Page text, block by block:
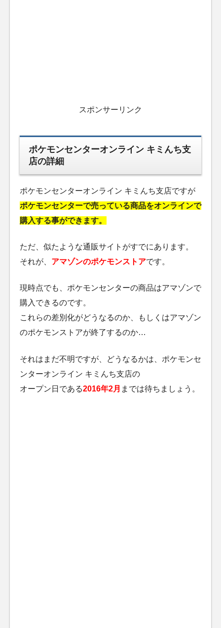
スポンサーリンク
ポケモンセンターオンライン キミんち支
店の詳細
ポケモンセンターオンライン キミんち支店ですが
ポケモンセンターで売っている商品をオンラインで
購入する事ができます。
ただ、似たような通販サイトがすでにあります。
それが、 アマゾンのポケモンストアです。
現時点でも、ポケモンセンターの商品はアマゾンで
購入できるのです。
これらの差別化がどうなるのか、もしくはアマゾン
のポケモンストアが終了するのか…
それはまだ不明ですが、どうなるかは、ポケモンセ
ンターオンライン キミんち支店の
オープン日である2016年2月 までは待ちましょう。